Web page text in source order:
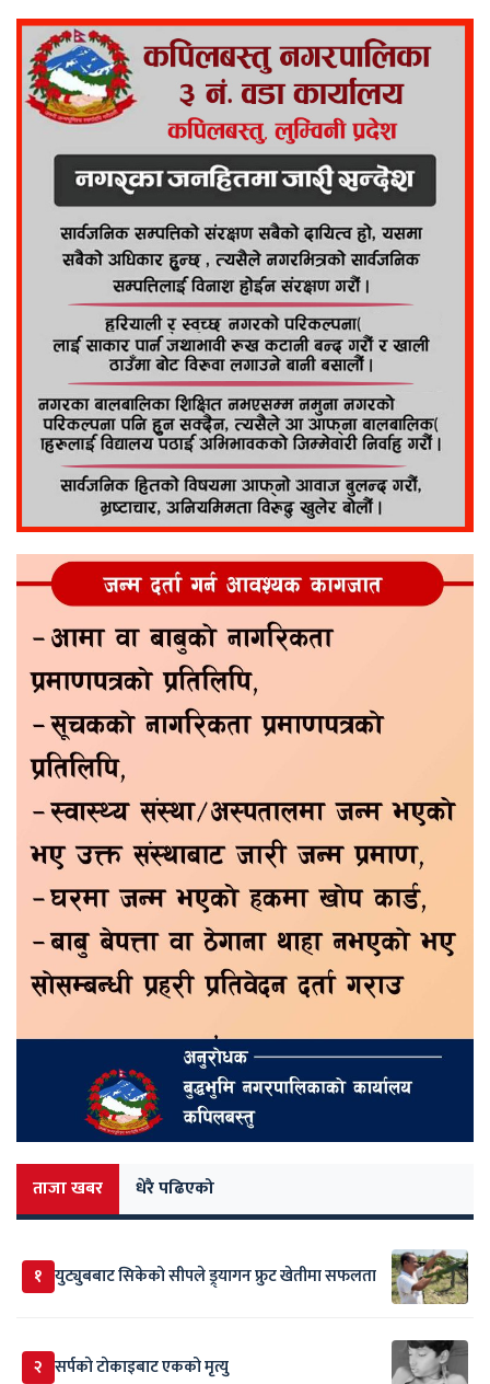
ताजा खबर धेरै पढिएको
१ युट्युबबाट सिकेको सीपले ड्र्यागन फ्रुट खेतीमा सफलता
२ सर्पकाे टाेकाइबाट एकको मृत्यु